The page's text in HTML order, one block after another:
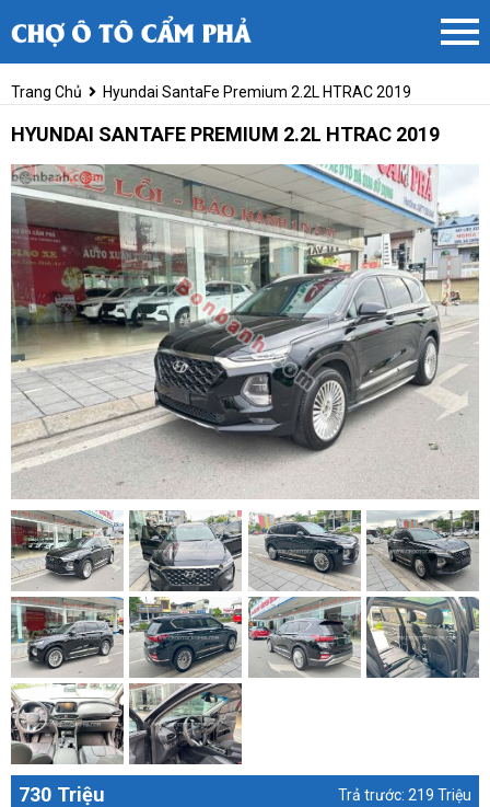
Trang Chủ Hyundai SantaFe Premium 2.2L HTRAC 2019
HYUNDAI SANTAFE PREMIUM 2.2L HTRAC 2019
730 Triệu Trả trước: 219 Triệu